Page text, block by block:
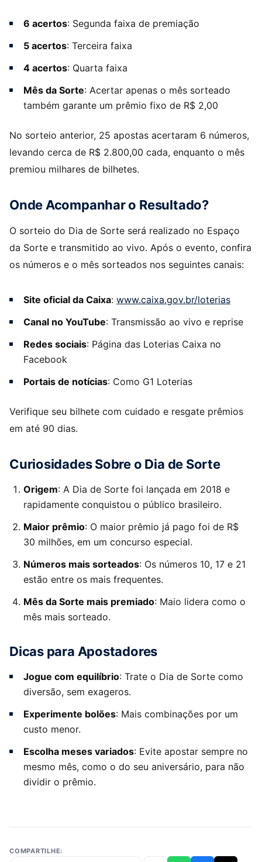
6 acertos: Segunda faixa de premiação
5 acertos: Terceira faixa
4 acertos: Quarta faixa
Mês da Sorte: Acertar apenas o mês sorteado
também garante um prêmio fixo de R$ 2,00
No sorteio anterior, 25 apostas acertaram 6 números,
levando cerca de R$ 2.800,00 cada, enquanto o mês
premiou milhares de bilhetes.
Onde Acompanhar o Resultado?
O sorteio do Dia de Sorte será realizado no Espaço
da Sorte e transmitido ao vivo. Após o evento, confira
os números e o mês sorteados nos seguintes canais:
Site oficial da Caixa: www.caixa.gov.br/loterias
Canal no YouTube: Transmissão ao vivo e reprise
Redes sociais: Página das Loterias Caixa no
Facebook
Portais de notícias: Como G1 Loterias
Verifique seu bilhete com cuidado e resgate prêmios
em até 90 dias.
Curiosidades Sobre o Dia de Sorte
Origem: A Dia de Sorte foi lançada em 2018 e
rapidamente conquistou o público brasileiro.
Maior prêmio: O maior prêmio já pago foi de R$
30 milhões, em um concurso especial.
Números mais sorteados: Os números 10, 17 e 21
estão entre os mais frequentes.
Mês da Sorte mais premiado: Maio lidera como o
mês mais sorteado.
Dicas para Apostadores
Jogue com equilíbrio: Trate o Dia de Sorte como
diversão, sem exageros.
Experimente bolões: Mais combinações por um
custo menor.
Escolha meses variados: Evite apostar sempre no
mesmo mês, como o do seu aniversário, para não
dividir o prêmio.
COMPARTILHE: